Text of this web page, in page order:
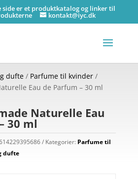
side er et produktkatalog og linker til
kontakt@iyc.dk
dufte/ Parfume til kvinder/
Eau de Parfum – 30 ml
Naturelle Eau
30 ml
Kategorier: Parfume til
dufte